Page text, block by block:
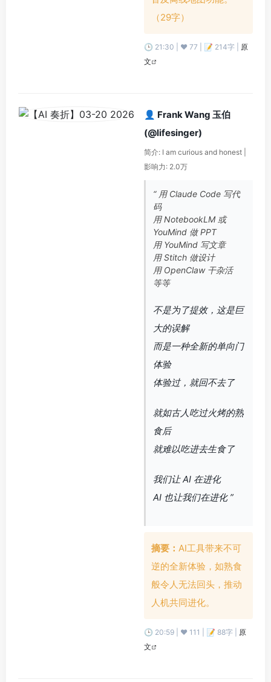
（29字）
🕒 21:30 | ❤️ 77 | 📝 214字 | 原
文
👤 Frank Wang 玉伯
(@lifesinger)
简介: I am curious and honest |
影响力: 2.0万
“ 用 Claude Code 写代
码
用 NotebookLM 或
YouMind 做 PPT
用 YouMind 写文章
用 Stitch 做设计
用 OpenClaw 干杂活
等等
不是为了提效，这是巨
大的误解
而是一种全新的单向门
体验
体验过，就回不去了
就如古人吃过火烤的熟
食后
就难以吃进去生食了
我们让 AI 在进化
AI 也让我们在进化 ”
摘要： AI工具带来不可
逆的全新体验，如熟食
般令人无法回头，推动
人机共同进化。
🕒 20:59 | ❤️ 111 | 📝 88字 | 原
文